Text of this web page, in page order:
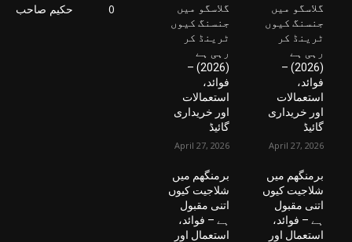
گلاسگو میں
جنسنگ کیوں
ٹرینڈ کر
رہی ہے
(2026) –
فوائد،
استعمالات
اور خریداری
گائیڈ
April 27, 2026
برمنگھم میں
شلاجیت کیوں
اتنی مقبول
ہے – فوائد،
استعمال اور
گلاسگو میں
جنسنگ کیوں
ٹرینڈ کر
رہی ہے
(2026) –
فوائد،
استعمالات
اور خریداری
گائیڈ
April 27, 2026
برمنگھم میں
شلاجیت کیوں
اتنی مقبول
ہے – فوائد،
استعمال اور
حکیم صاحب
0